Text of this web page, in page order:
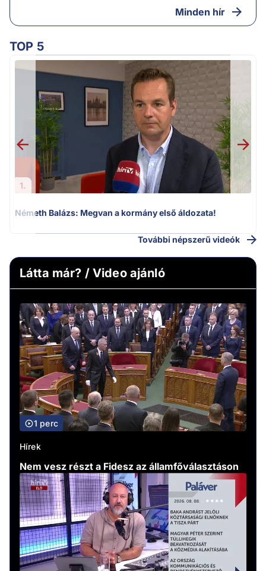
Minden hír
TOP 5
1.
Németh Balázs: Megvan a kormány első áldozata!
További népszerű videók
Látta már? / Video ajánló
1 perc
Hírek
Nem vesz részt a Fidesz az államfőválasztáson